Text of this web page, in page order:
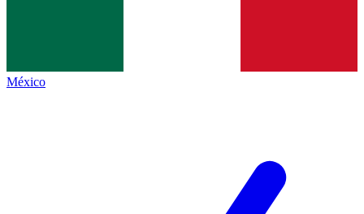
México